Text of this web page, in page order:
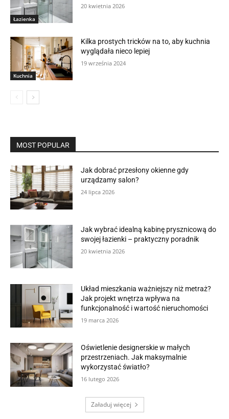
Łazienka
20 kwietnia 2026
Kuchnia
Kilka prostych tricków na to, aby kuchnia
wyglądała nieco lepiej
19 września 2024
MOST POPULAR
Jak dobrać przesłony okienne gdy
urządzamy salon?
24 lipca 2026
Jak wybrać idealną kabinę prysznicową do
swojej łazienki – praktyczny poradnik
20 kwietnia 2026
Układ mieszkania ważniejszy niż metraż?
Jak projekt wnętrza wpływa na
funkcjonalność i wartość nieruchomości
19 marca 2026
Oświetlenie designerskie w małych
przestrzeniach. Jak maksymalnie
wykorzystać światło?
16 lutego 2026
Załaduj więcej